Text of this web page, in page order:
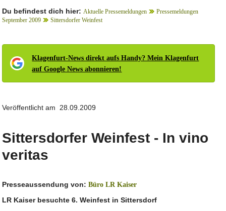
Du befindest dich hier: Aktuelle Pressemeldungen
Pressemeldungen
September 2009
Sittersdorfer Weinfest
Klagenfurt-News direkt aufs Handy? Mein Klagenfurt
auf Google News abonnieren!
Veröffentlicht am 28.09.2009
Sittersdorfer Weinfest - In vino
veritas
Presseaussendung von:Büro LR Kaiser
LR Kaiser besuchte 6. Weinfest in Sittersdorf